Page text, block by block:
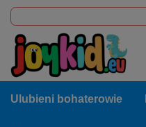
Ulubieni bohaterowie